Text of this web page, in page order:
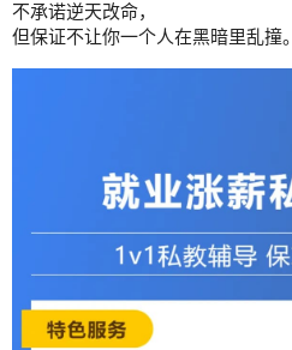
不承诺逆天改命，
但保证不让你一个人在黑暗里乱撞。